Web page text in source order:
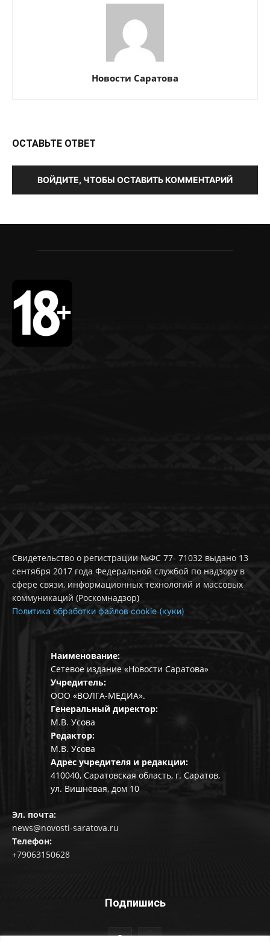
Новости Саратова
ОСТАВЬТЕ ОТВЕТ
ВОЙДИТЕ, ЧТОБЫ ОСТАВИТЬ КОММЕНТАРИЙ
Свидетельство о регистрации №ФС 77- 71032 выдано 13
сентября 2017 года Федеральной службой по надзору в
сфере связи, информационных технологий и массовых
коммуникаций (Роскомнадзор)
Политика обработки файлов cookie (куки)
Наименование:
Сетевое издание «Новости Саратова»
Учредитель:
ООО «ВОЛГА-МЕДИА».
Генеральный директор:
М.В. Усова
Редактор:
М.В. Усова
Адрес учредителя и редакции:
410040, Саратовская область, г. Саратов,
ул. Вишнёвая, дом 10
Эл. почта:
news@novosti-saratova.ru
Телефон:
+79063150628
Подпишись